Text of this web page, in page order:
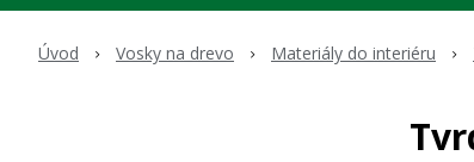
Úvod Vosky na drevo Materiály do interiéru